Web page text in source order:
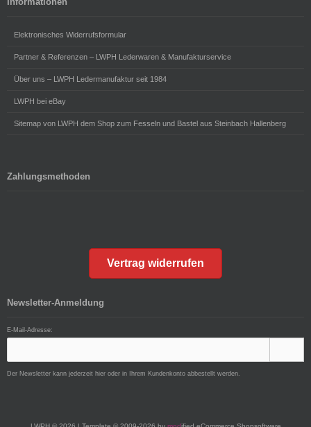
Elektronisches Widerrufsformular
Partner & Referenzen – LWPH Lederwaren & Manufakturservice
Über uns – LWPH Ledermanufaktur seit 1984
LWPH bei eBay
Sitemap von LWPH dem Shop zum Fesseln und Bastel aus Steinbach Hallenberg
Zahlungsmethoden
Vertrag widerrufen
Newsletter-Anmeldung
E-Mail-Adresse:
Der Newsletter kann jederzeit hier oder in Ihrem Kundenkonto abbestellt werden.